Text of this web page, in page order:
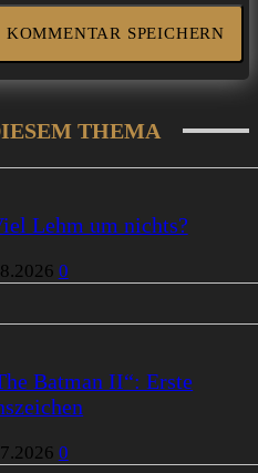
THEMA
Lehm um nichts?
0
Batman II“: Erste
0